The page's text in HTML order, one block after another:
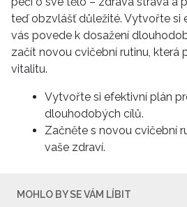
teď obzvlášť důležité. Vytvořte si
vás povede k dosažení
začít novou cvičební rutinu, která
vitalitu.
Vytvořte si efektivní plán
dlouhodobých cílů.
Začněte s novou cvičební
vaše zdraví.
MOHLO BY SE VÁM LÍBIT